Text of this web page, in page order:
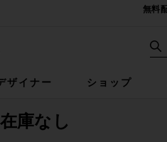
無料
ザイナー ショップ
在庫なし